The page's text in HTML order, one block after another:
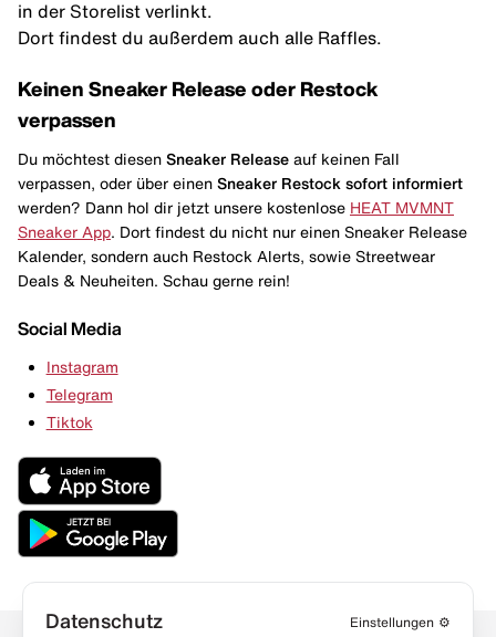
in der Storelist verlinkt.
Dort findest du außerdem auch alle Raffles.
Keinen Sneaker Release oder Restock
verpassen
Du möchtest diesen Sneaker Release auf keinen Fall
verpassen, oder über einen Sneaker Restock sofort informiert
werden? Dann hol dir jetzt unsere kostenlose HEAT MVMNT
Sneaker App . Dort findest du nicht nur einen Sneaker Release
Kalender, sondern auch Restock Alerts, sowie Streetwear
Deals & Neuheiten. Schau gerne rein!
Social Media
Instagram
Telegram
Tiktok
Datenschutz Einstellungen ⚙️